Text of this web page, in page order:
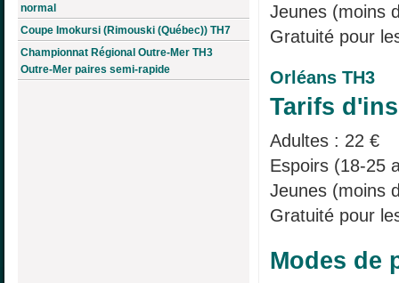
normal
Coupe Imokursi (Rimouski (Québec)) TH7
Championnat Régional Outre-Mer TH3
Outre-Mer paires semi-rapide
Jeunes (moins
Gratuité pour
Orléans TH3
Tarifs
Adultes : 22 €
Espoirs (18-25
Jeunes (moins
Gratuité pour
Modes de